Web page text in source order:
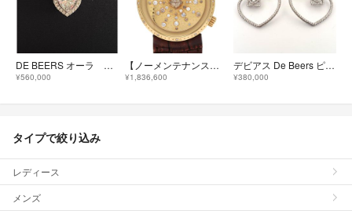
DE BEERS オーラ ハートシェイプダイヤモンドペンダント
¥560,000
【ノーメンテナンス還元価格】デビアス タリスマンサンタイム YG/D A29119 YG クォーツ
¥1,836,600
デビアス De Beers ピアス K18WG アンシャンテ ロータス ダイヤモンド 750 ハート【鑑定済み】正規品
¥380,000
タイプで絞り込み
レディース
メンズ